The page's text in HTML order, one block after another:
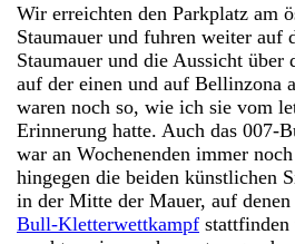
Wir erreichten den Parkplatz am
Staumauer und fuhren weiter auf
Staumauer und die Aussicht über
auf der einen und auf Bellinzona
waren noch so, wie ich sie vom
Erinnerung hatte. Auch das 007-
war an Wochenenden immer
hingegen die beiden künstlichen
in der Mitte der Mauer, auf
Bull-Kletterwettkampf